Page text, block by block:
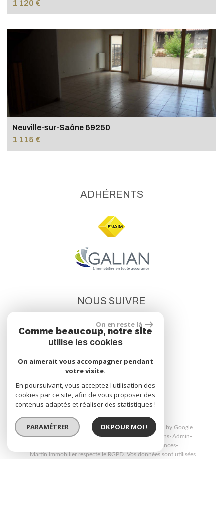
1 120 €
Neuville-sur-Saône 69250
1 115 €
NOUS SUIVRE
ADHÉRENTS
© 2026 | Tous droits réservés | Traduction powered by Google
Plan du site Mentions légales Nos honoraires Liens Admin
Toutes nos annonces
Martin Immobilier respecte le RGPD. Vos données sont utilisées
On en reste là
Comme beaucoup, notre site
utilise les cookies
On aimerait vous accompagner pendant
votre visite.
En poursuivant, vous acceptez l'utilisation des
cookies par ce site, afin de vous proposer des
contenus adaptés et réaliser des statistiques !
PARAMÉTRER OK POUR MOI !